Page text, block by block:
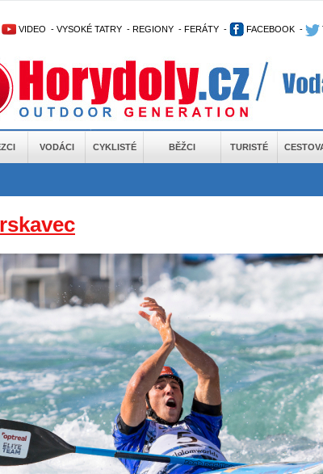
VIDEO - VYSOKÉ TATRY - REGIONY - FERÁTY - FACEBOOK -
VODÁCI CYKLISTÉ BĚŽCI TURISTÉ